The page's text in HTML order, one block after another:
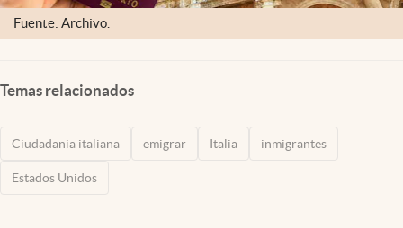
Fuente: Archivo.
Temas relacionados
Ciudadania italiana emigrar Italia inmigrantes
Estados Unidos